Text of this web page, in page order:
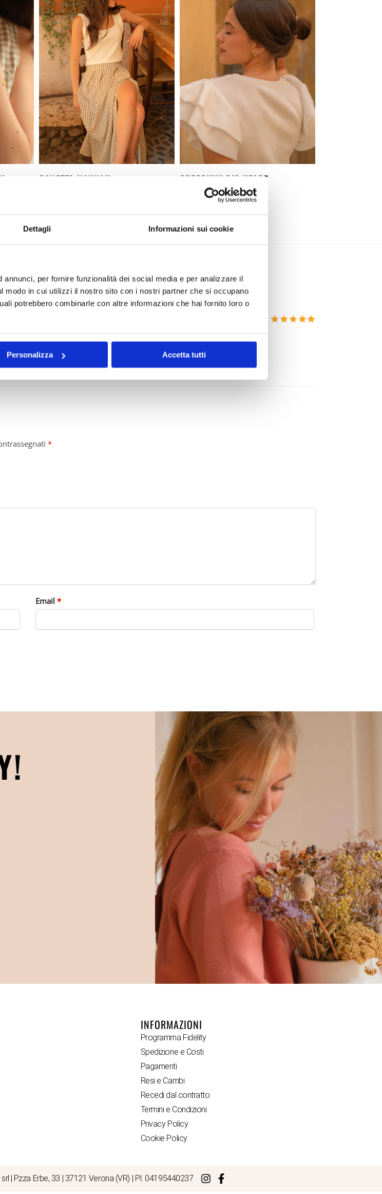
Dettagli Informazioni sui cookie
per fornire funzionalità dei social media e per analizzare il
modo in cui utilizzi il nostro sito con i nostri partner che si occupano
potrebbero combinarle con altre informazioni che hai fornito loro o
Personalizza Accetta tutti
CANOTTA HANNAH
ORECCHINI BIG HEART
€
nella fantasia romantica.
*
Email *
INFORMAZIONI
Programma Fidelity
Spedizione e Costi
Pagamenti
Resi e Cambi
Recedi dal contratto
Termini e Condizioni
Privacy Policy
Cookie Policy
| P.zza Erbe, 33 | 37121 Verona (VR) | P.I. 04195440237